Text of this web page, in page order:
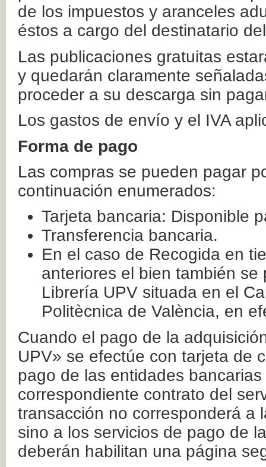
de los impuestos y aranceles
éstos a cargo del destinatario
Las publicaciones gratuitas
y quedarán claramente
proceder a su descarga sin
Los gastos de envío y el IVA
Forma de pago
Las compras se pueden pagar
continuación enumerados:
Tarjeta bancaria: Disponible
Transferencia bancaria.
En el caso de Recogida en
anteriores el bien también
Librería UPV situada en el
Politècnica de València, en
Cuando el pago de la
UPV» se efectúe con tarjeta de
pago de las entidades
correspondiente contrato del
transacción no corresponderá a
sino a los servicios de pago de
deberán habilitan una página